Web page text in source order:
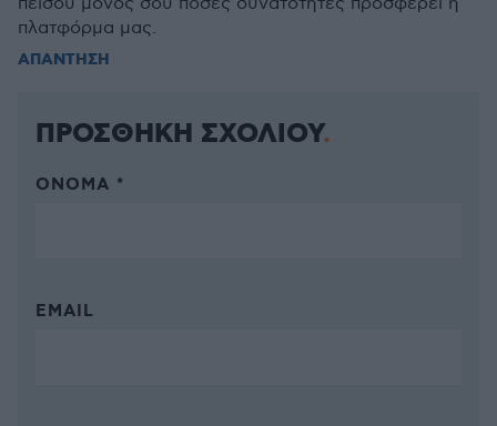
πλατφόρμα μας.
ΑΠΑΝΤΗΣΗ
ΠΡΟΣΘΗΚΗ ΣΧΟΛΙΟΥ
ΌΝΟΜΑ *
EMAIL